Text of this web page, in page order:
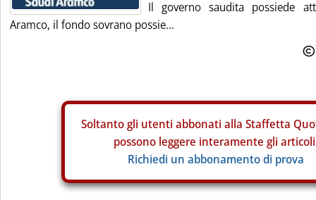
Il governo saudita possiede
Aramco, il fondo sovrano possie...
Soltanto gli utenti abbonati alla Staffetta
possono leggere interamente gli
Richiedi un abbonamento di prova